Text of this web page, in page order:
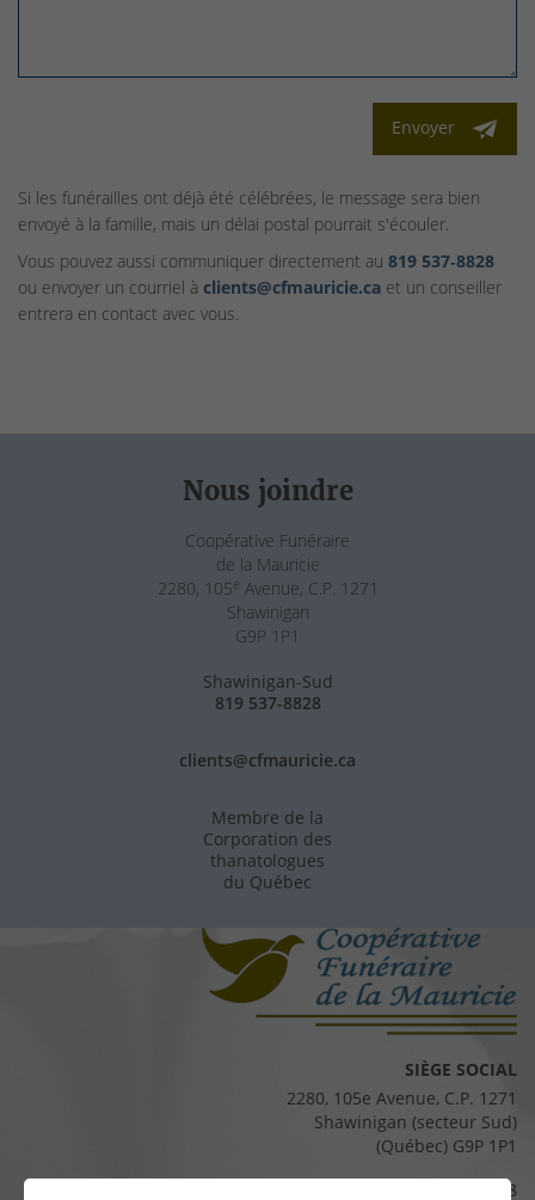
Envoyer
Si les funérailles ont déjà été célébrées, le message sera bien
envoyé à la famille, mais un délai postal pourrait s'écouler.
Vous pouvez aussi communiquer directement au 819 537‑8828
ou envoyer un courriel à clients@cfmauricie.ca et un conseiller
entrera en contact avec vous.
Nous joindre
Coopérative Funéraire
de la Mauricie
2280, 105e Avenue, C.P. 1271
Shawinigan
G9P 1P1
Shawinigan-Sud
819 537-8828
clients@cfmauricie.ca
Membre de la
Corporation des
thanatologues
du Québec
SIÈGE SOCIAL
2280, 105e Avenue, C.P. 1271
Shawinigan (secteur Sud)
(Québec) G9P 1P1
819 537-8828